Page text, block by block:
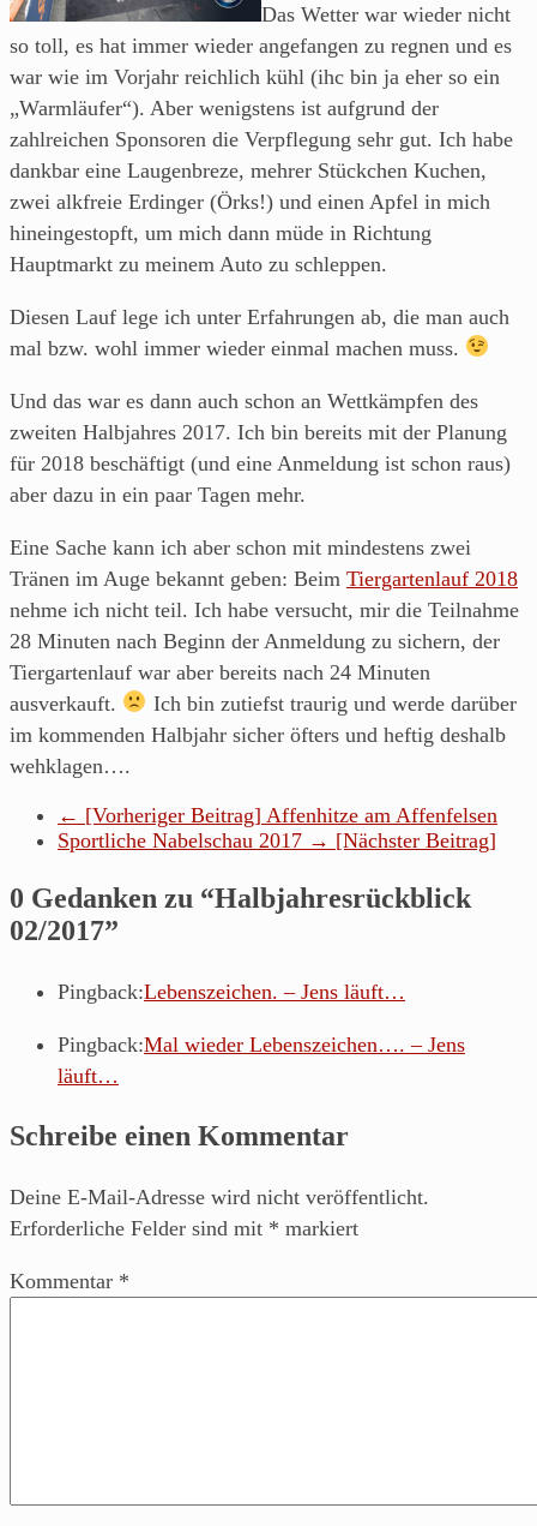
Das Wetter war wieder nicht
so toll, es hat immer wieder angefangen zu regnen und es
war wie im Vorjahr reichlich kühl (ihc bin ja eher so ein
„Warmläufer“). Aber wenigstens ist aufgrund der
zahlreichen Sponsoren die Verpflegung sehr gut. Ich habe
dankbar eine Laugenbreze, mehrer Stückchen Kuchen,
zwei alkfreie Erdinger (Örks!) und einen Apfel in mich
hineingestopft, um mich dann müde in Richtung
Hauptmarkt zu meinem Auto zu schleppen.
Diesen Lauf lege ich unter Erfahrungen ab, die man auch
mal bzw. wohl immer wieder einmal machen muss.
Und das war es dann auch schon an Wettkämpfen des
zweiten Halbjahres 2017. Ich bin bereits mit der Planung
für 2018 beschäftigt (und eine Anmeldung ist schon raus)
aber dazu in ein paar Tagen mehr.
Eine Sache kann ich aber schon mit mindestens zwei
Tränen im Auge bekannt geben: Beim Tiergartenlauf 2018
nehme ich nicht teil. Ich habe versucht, mir die Teilnahme
28 Minuten nach Beginn der Anmeldung zu sichern, der
Tiergartenlauf war aber bereits nach 24 Minuten
ausverkauft.
Ich bin zutiefst traurig und werde darüber
im kommenden Halbjahr sicher öfters und heftig deshalb
wehklagen….
← [Vorheriger Beitrag] Affenhitze am Affenfelsen
Sportliche Nabelschau 2017 → [Nächster Beitrag]
0 Gedanken zu “Halbjahresrückblick
02/2017”
Pingback:Lebenszeichen. – Jens läuft…
Pingback:Mal wieder Lebenszeichen…. – Jens
läuft…
Schreibe einen Kommentar
Deine E-Mail-Adresse wird nicht veröffentlicht.
Erforderliche Felder sind mit * markiert
Kommentar *